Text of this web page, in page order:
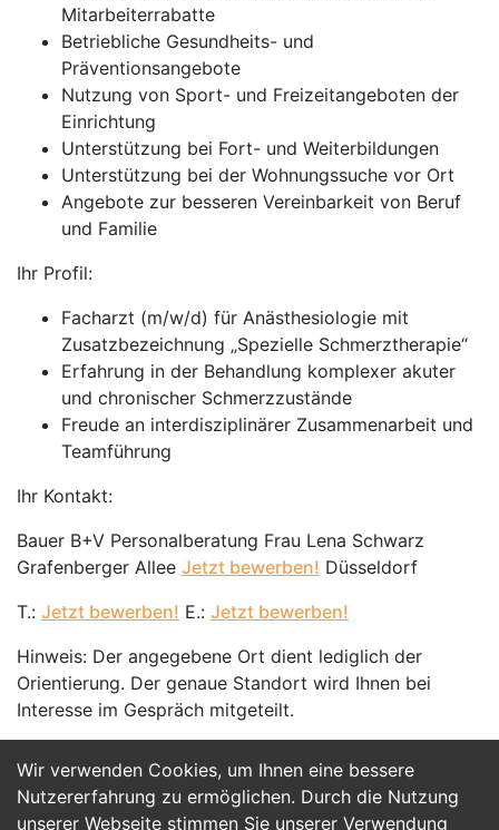
Wir verwenden Cookies, um Ihnen eine bessere
Nutzererfahrung zu ermöglichen. Durch die Nutzung
unserer Webseite stimmen Sie unserer Verwendung
Mitarbeiterrabatte
Betriebliche Gesundheits- und
Präventionsangebote
Nutzung von Sport- und Freizeitangeboten der
Einrichtung
Unterstützung bei Fort- und Weiterbildungen
Unterstützung bei der Wohnungssuche vor Ort
Angebote zur besseren Vereinbarkeit von Beruf
und Familie
Ihr Profil:
Facharzt (m/w/d) für Anästhesiologie mit
Zusatzbezeichnung „Spezielle Schmerztherapie“
Erfahrung in der Behandlung komplexer akuter
und chronischer Schmerzzustände
Freude an interdisziplinärer Zusammenarbeit und
Teamführung
Ihr Kontakt:
Bauer B+V Personalberatung Frau Lena Schwarz
Grafenberger Allee Jetzt bewerben! Düsseldorf
T.: Jetzt bewerben! E.: Jetzt bewerben!
Hinweis: Der angegebene Ort dient lediglich der
Orientierung. Der genaue Standort wird Ihnen bei
Interesse im Gespräch mitgeteilt.
Jetzt Bewerben